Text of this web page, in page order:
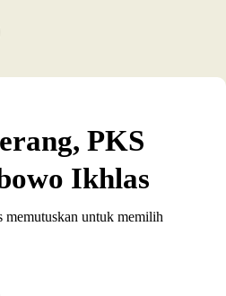
PKS
Ikhlas
memutuskan untuk memilih